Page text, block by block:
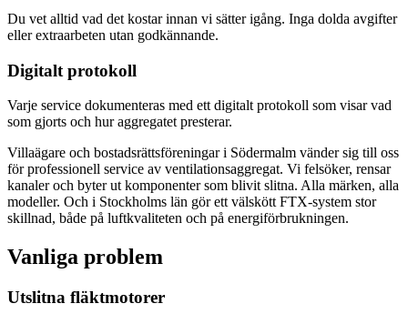
Du vet alltid vad det kostar innan vi sätter igång. Inga dolda avgifter
eller extraarbeten utan godkännande.
Digitalt protokoll
Varje service dokumenteras med ett digitalt protokoll som visar vad
som gjorts och hur aggregatet presterar.
Villaägare och bostadsrättsföreningar i Södermalm vänder sig till oss
för professionell service av ventilationsaggregat. Vi felsöker, rensar
kanaler och byter ut komponenter som blivit slitna. Alla märken, alla
modeller. Och i Stockholms län gör ett välskött FTX-system stor
skillnad, både på luftkvaliteten och på energiförbrukningen.
Vanliga problem
Utslitna fläktmotorer